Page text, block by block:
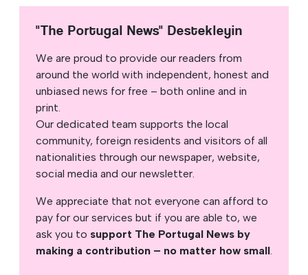
"The Portugal News" Destekleyin
We are proud to provide our readers from
around the world with independent, honest and
unbiased news for free – both online and in
print.
Our dedicated team supports the local
community, foreign residents and visitors of all
nationalities through our newspaper, website,
social media and our newsletter.
We appreciate that not everyone can afford to
pay for our services but if you are able to, we
ask you to support The Portugal News by
making a contribution – no matter how small.